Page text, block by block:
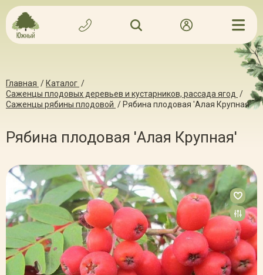
Главная / Каталог /
Саженцы плодовых деревьев и кустарников, рассада ягод /
Саженцы рябины плодовой / Рябина плодовая 'Алая Крупная'
Рябина плодовая 'Алая Крупная'